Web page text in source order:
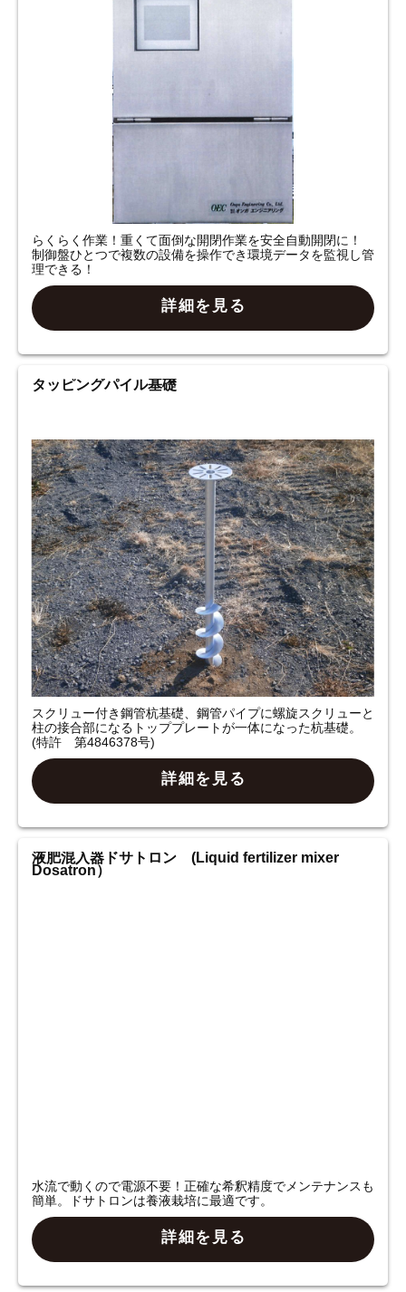
らくらく作業！重くて面倒な開閉作業を安全自動開閉に！
制御盤ひとつで複数の設備を操作でき環境データを監視し管
理できる！
詳細を見る
タッピングパイル基礎
スクリュー付き鋼管杭基礎、鋼管パイプに螺旋スクリューと
柱の接合部になるトッププレートが一体になった杭基礎。
(特許 第4846378号)
詳細を見る
液肥混入器ドサトロン (Liquid fertilizer mixer
Dosatron）
水流で動くので電源不要！正確な希釈精度でメンテナンスも
簡単。ドサトロンは養液栽培に最適です。
詳細を見る